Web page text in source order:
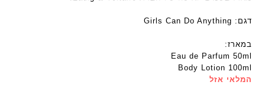
דגם: Girls Can Do Anything
במארז:
Eau de Parfum 50ml
Body Lotion 100ml
המלאי אזל